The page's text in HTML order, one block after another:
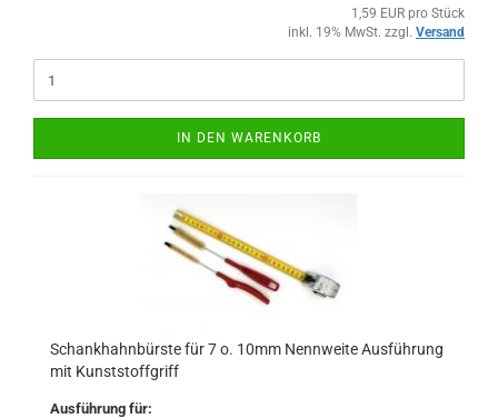
1,59 EUR pro Stück
inkl. 19% MwSt. zzgl. Versand
IN DEN WARENKORB
Schankhahnbürste für 7 o. 10mm Nennweite Ausführung
mit Kunststoffgriff
Ausführung für: